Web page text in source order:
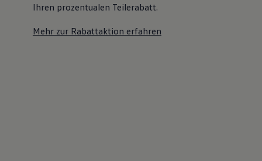
Ihren prozentualen Teilerabatt.
Mehr zur Rabattaktion erfahren